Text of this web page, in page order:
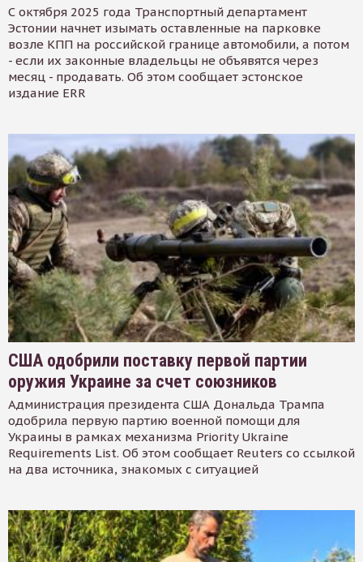
С октября 2025 года Транспортный департамент
Эстонии начнет изымать оставленные на парковке
возле КПП на российской границе автомобили, а потом
- если их законные владельцы не объявятся через
месяц - продавать. Об этом сообщает эстонское
издание ERR
США одобрили поставку первой партии
оружия Украине за счет союзников
Администрация президента США Дональда Трампа
одобрила первую партию военной помощи для
Украины в рамках механизма Priority Ukraine
Requirements List. Об этом сообщает Reuters со ссылкой
на два источника, знакомых с ситуацией